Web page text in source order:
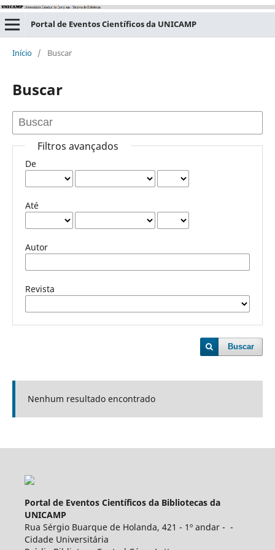
Portal de Eventos Científicos da UNICAMP
Início / Buscar
Buscar
Filtros avançados
De
Até
Autor
Revista
Buscar
Nenhum resultado encontrado
Portal de Eventos Científicos da Bibliotecas da
UNICAMP
Rua Sérgio Buarque de Holanda, 421 - 1º andar - -
Cidade Universitária